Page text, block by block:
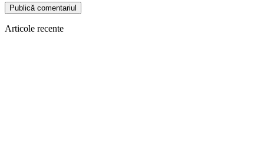
Articole recente